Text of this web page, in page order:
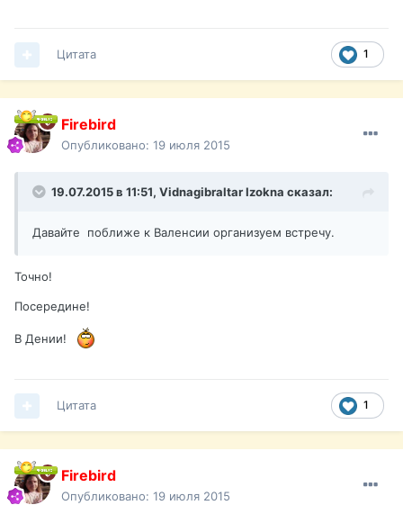
1
Цитата
Firebird
Опубликовано: 19 июля 2015
19.07.2015 в 11:51, Vidnagibraltar Izokna сказал:
Давайте поближе к Валенсии организуем встречу.
Точно!
Посередине!
В Дении!
1
Цитата
Firebird
Опубликовано: 19 июля 2015